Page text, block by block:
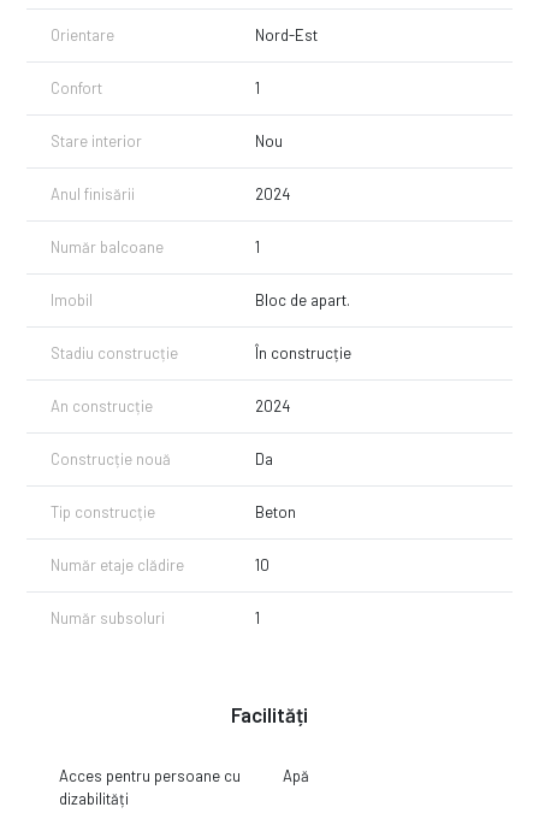
Orientare Nord-Est
Confort 1
Stare interior Nou
Anul finisării 2024
Număr balcoane 1
Imobil Bloc de apart.
Stadiu construcție În construcție
An construcție 2024
Construcție nouă Da
Tip construcție Beton
Număr etaje clădire 10
Număr subsoluri 1
Facilități
Acces pentru persoane cu
dizabilități
Apă